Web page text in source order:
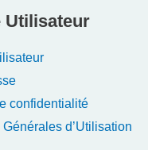
Utilisateur
confidentialité
d’Utilisation